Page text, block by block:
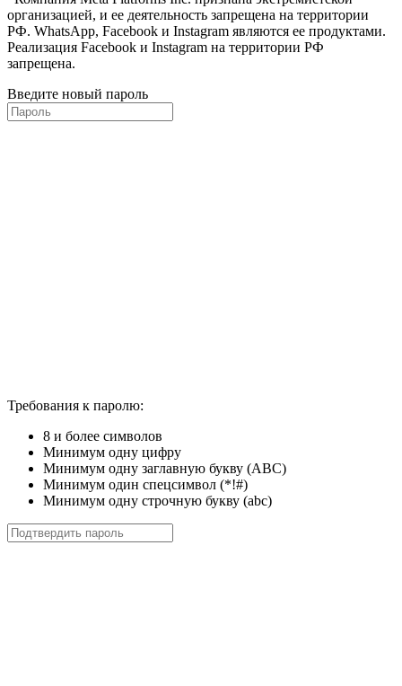
организацией, и ее деятельность запрещена на территории
РФ. WhatsApp, Facebook и Instagram являются ее продуктами.
Реализация Facebook и Instagram на территории РФ
запрещена.
Введите новый пароль
Требования к паролю:
8 и более символов
Минимум одну цифру
Минимум одну заглавную букву (ABC)
Минимум один спецсимвол (*!#)
Минимум одну строчную букву (abc)